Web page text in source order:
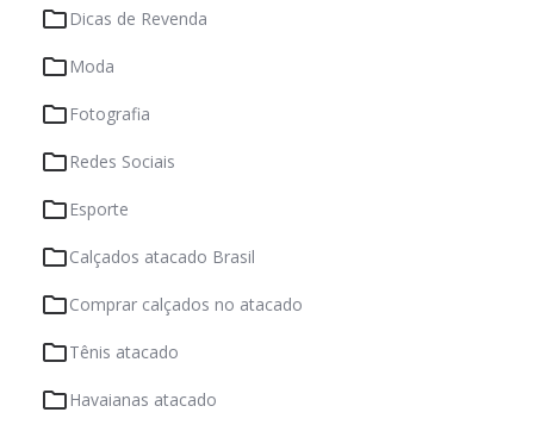
Dicas de Revenda
Moda
Fotografia
Redes Sociais
Esporte
Calçados atacado Brasil
Comprar calçados no atacado
Tênis atacado
Havaianas atacado